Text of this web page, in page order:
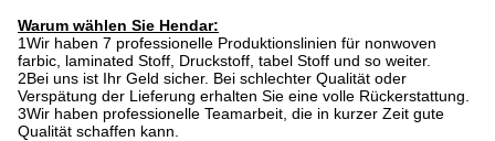
Warum wählen Sie Hendar:
1Wir haben 7 professionelle Produktionslinien für nonwoven
farbic, laminated Stoff, Druckstoff, tabel Stoff und so weiter.
2Bei uns ist Ihr Geld sicher. Bei schlechter Qualität oder
Verspätung der Lieferung erhalten Sie eine volle Rückerstattung.
3Wir haben professionelle Teamarbeit, die in kurzer Zeit gute
Qualität schaffen kann.